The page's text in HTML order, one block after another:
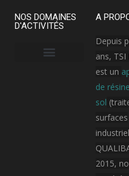
NOS DOMAINES
D'ACTIVITÉS
A
Depuis
ans, TSI
est un
de
sol
surfaces
2015,